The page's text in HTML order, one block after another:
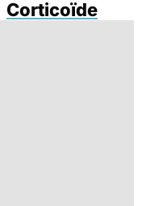
Corticoïde